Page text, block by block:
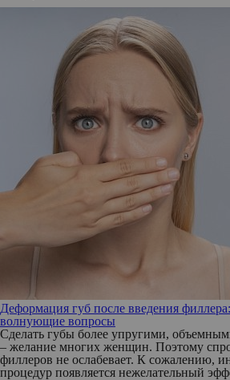
Деформация губ после введения
волнующие вопросы
Сделать губы более упругими,
– желание многих женщин. Поэтому
филлеров не ослабевает. К сожалению,
процедур появляется нежелательный